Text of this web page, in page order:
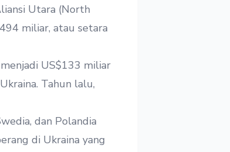
Utara (North
miliar, atau setara
US$133 miliar
Tahun lalu,
dan Polandia
di Ukraina yang